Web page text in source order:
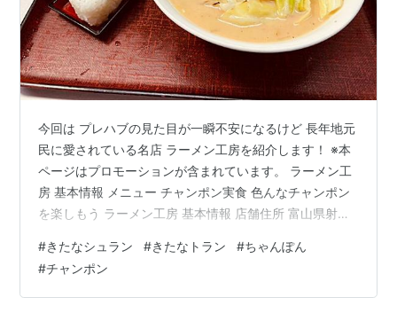
今回は プレハブの見た目が一瞬不安になるけど 長年地元
民に愛されている名店 ラーメン工房を紹介します！ ※本
ページはプロモーションが含まれています。 ラーメン工
房 基本情報 メニュー チャンポン実食 色んなチャンポン
を楽しもう ラーメン工房 基本情報 店舗住所 富山県射水
14:00 休み 火曜日・金曜日 座席 カウンター、テーブル
20席 連絡先 0766-52-6648 ラーメン工房は富山県射水
市にあります。 といっても、高岡市と射水市のほぼ境目
#きたなシュラン #きたなトラン #ちゃんぽん
#チャンポン